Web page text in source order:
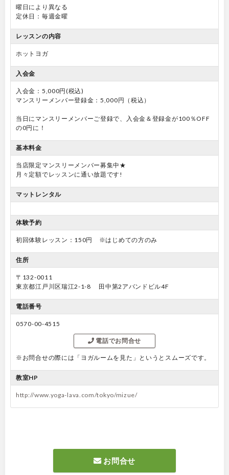
曜日により異なる
定休日：毎週金曜
レッスンの内容
ホットヨガ
入会金
入会金：5,000円(税込)
マンスリーメンバー登録金：5,000円（税込）
当日にマンスリーメンバーご登録で、入会金＆登録金が100％OFF
の0円に！
基本料金
当店限定マンスリーメンバー募集中★
月々定額でレッスンに通い放題です!
マットレンタル
体験予約
初回体験レッスン：150円 ※はじめての方のみ
住所
〒132-0011
東京都江戸川区瑞江2-1-8 田中第2アバンドビル4F
電話番号
0570-00-4515
電話でお問合せ
※お問合せの際には「ヨガルームを見た」というとスムーズです。
教室HP
http://www.yoga-lava.com/tokyo/mizue/
お問合せ